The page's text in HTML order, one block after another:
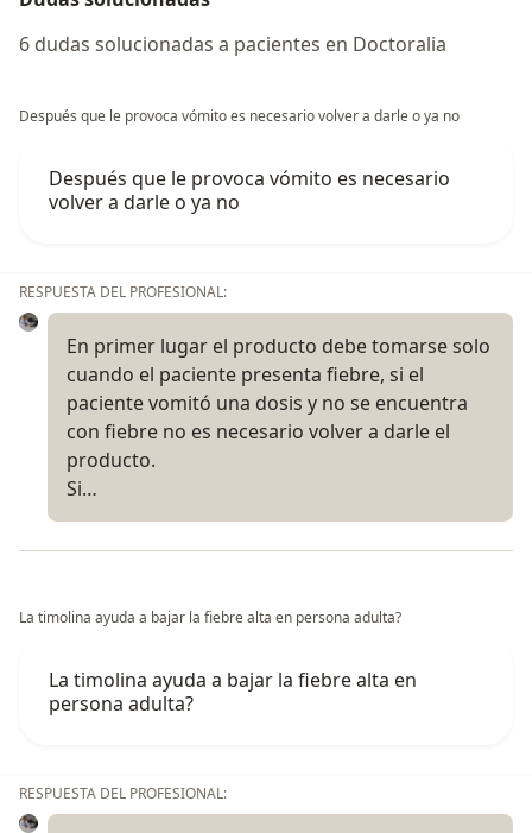
6 dudas solucionadas a pacientes en Doctoralia
Después que le provoca vómito es necesario volver a darle o ya no
Después que le provoca vómito es necesario
volver a darle o ya no
RESPUESTA DEL PROFESIONAL:
En primer lugar el producto debe tomarse solo
cuando el paciente presenta fiebre, si el
paciente vomitó una dosis y no se encuentra
con fiebre no es necesario volver a darle el
producto.
Si…
La timolina ayuda a bajar la fiebre alta en persona adulta?
La timolina ayuda a bajar la fiebre alta en
persona adulta?
RESPUESTA DEL PROFESIONAL: